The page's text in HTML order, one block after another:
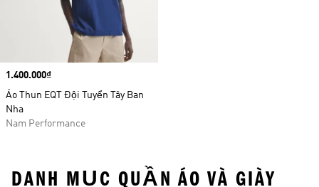
Price
1.400.000₫
Áo Thun EQT Đội Tuyển Tây Ban
Nha
Nam Performance
DANH MỤC QUẦN ÁO VÀ GIÀY